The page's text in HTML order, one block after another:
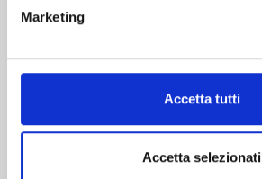
Marketing
Accetta tutti
Accetta selezionati
Mostra tutto